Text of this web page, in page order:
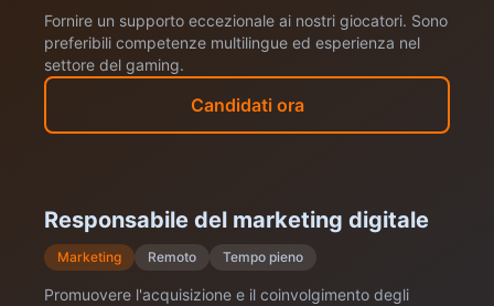
Fornire un supporto eccezionale ai nostri giocatori. Sono
preferibili competenze multilingue ed esperienza nel
settore del gaming.
Candidati ora
Responsabile del marketing digitale
Marketing Remoto Tempo pieno
Promuovere l'acquisizione e il coinvolgimento degli